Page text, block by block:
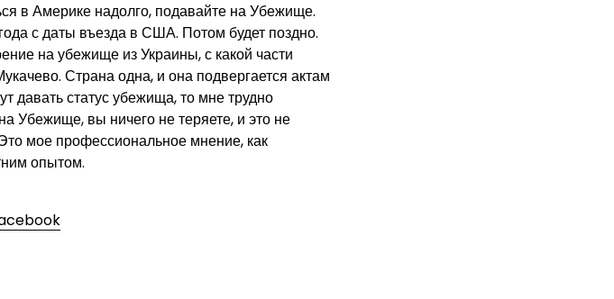
в Америке надолго, подавайте на Убежище.
с даты въезда в США. Потом будет поздно.
на убежище из Украины, с какой части
Страна одна, и она подвергается актам
давать статус убежища, то мне трудно
Убежище, вы ничего не теряете, и это не
мое профессиональное мнение, как
опытом.